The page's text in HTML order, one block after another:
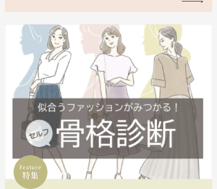
Feature
特集